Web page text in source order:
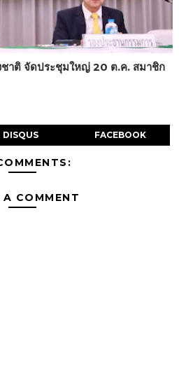
าติ จัดประชุมใหญ่ 20 ต.ค. สมาชิก
DISQUS FACEBOOK
COMMENT